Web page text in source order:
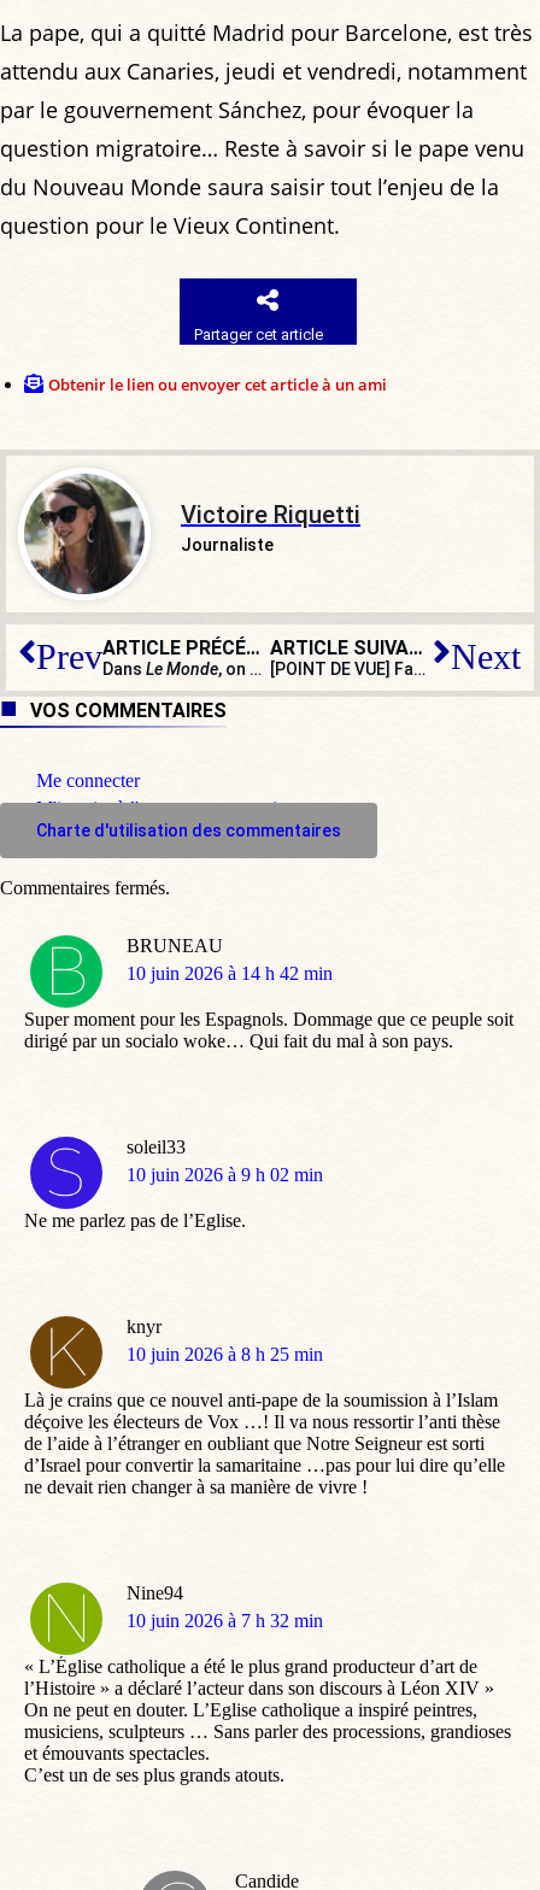
La pape, qui a quitté Madrid pour Barcelone, est très
attendu aux Canaries, jeudi et vendredi, notamment
par le gouvernement Sánchez, pour évoquer la
question migratoire… Reste à savoir si le pape venu
du Nouveau Monde saura saisir tout l’enjeu de la
question pour le Vieux Continent.
Partager cet article
Obtenir le lien ou envoyer cet article à un ami
Victoire Riquetti
Journaliste
Prev ARTICLE PRÉCÉDENT
Dans Le Monde, on compare des séances chamaniques à… un pèlerinage à Lourdes
ARTICLE SUIVANT
[POINT DE VUE] Face à l’incurie de l’État, ces citoyens qui sont tentés de se faire justice Next
VOS COMMENTAIRES
Me connecter
M'inscrire à l'espace commentaire
Charte d'utilisation des commentaires
BRUNEAU
dit
10 juin 2026 à 14 h 42 min
Super moment pour les Espagnols. Dommage que ce peuple soit
dirigé par un socialo woke… Qui fait du mal à son pays.
soleil33
dit
10 juin 2026 à 9 h 02 min
Ne me parlez pas de l’Eglise.
knyr
dit
10 juin 2026 à 8 h 25 min
Là je crains que ce nouvel anti-pape de la soumission à l’Islam
déçoive les électeurs de Vox …! Il va nous ressortir l’anti thèse
de l’aide à l’étranger en oubliant que Notre Seigneur est sorti
d’Israel pour convertir la samaritaine …pas pour lui dire qu’elle
ne devait rien changer à sa manière de vivre !
Nine94
dit
10 juin 2026 à 7 h 32 min
« L’Église catholique a été le plus grand producteur d’art de
l’Histoire » a déclaré l’acteur dans son discours à Léon XIV »
On ne peut en douter. L’Eglise catholique a inspiré peintres,
musiciens, sculpteurs … Sans parler des processions, grandioses
et émouvants spectacles.
C’est un de ses plus grands atouts.
Candide
Commentaires fermés.